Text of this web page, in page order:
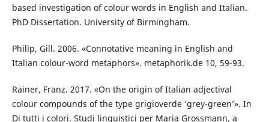
based investigation of colour words in English and Italian.
PhD Dissertation. University of Birmingham.
Philip, Gill. 2006. «Connotative meaning in English and
Italian colour-word metaphors». metaphorik.de 10, 59-93.
Rainer, Franz. 2017. «On the origin of Italian adjectival
colour compounds of the type grigioverde ‘grey-green’». In
Di tutti i colori. Studi linguistici per Maria Grossmann, a